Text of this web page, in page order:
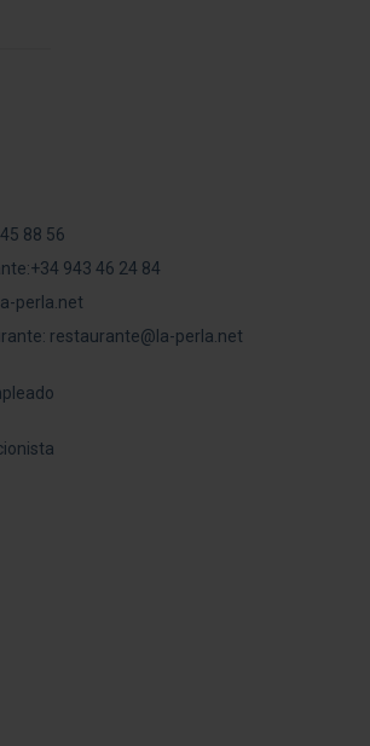
88 56
+34 943 46 24 84
perla.net
restaurante@la-perla.net